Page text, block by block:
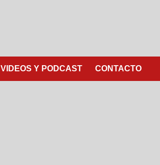
VIDEOS Y PODCAST CONTACTO